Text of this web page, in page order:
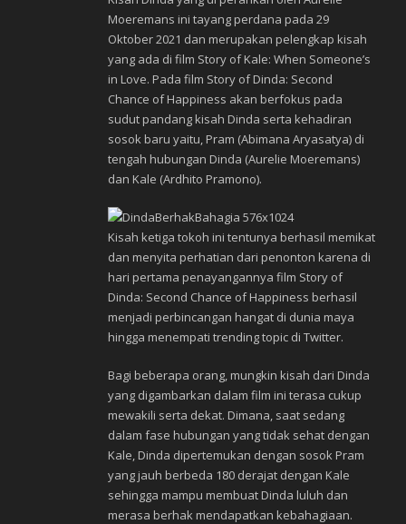
Moeremans ini tayang perdana pada 29
Oktober 2021 dan merupakan pelengkap kisah
yang ada di film Story of Kale: When Someone’s
in Love. Pada film Story of Dinda: Second
Chance of Happiness akan berfokus pada
sudut pandang kisah Dinda serta kehadiran
sosok baru yaitu, Pram (Abimana Aryasatya) di
tengah hubungan Dinda (Aurelie Moeremans)
dan Kale (Ardhito Pramono).
Kisah ketiga tokoh ini tentunya berhasil memikat
dan menyita perhatian dari penonton karena di
hari pertama penayangannya film Story of
Dinda: Second Chance of Happiness berhasil
menjadi perbincangan hangat di dunia maya
hingga menempati trending topic di Twitter.
Bagi beberapa orang, mungkin kisah dari Dinda
yang digambarkan dalam film ini terasa cukup
mewakili serta dekat. Dimana, saat sedang
dalam fase hubungan yang tidak sehat dengan
Kale, Dinda dipertemukan dengan sosok Pram
yang jauh berbeda 180 derajat dengan Kale
sehingga mampu membuat Dinda luluh dan
merasa berhak mendapatkan kebahagiaan.